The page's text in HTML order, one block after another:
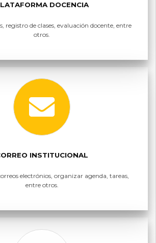
DOCENCIA
registro de clases, evaluación docente, entre
otros.
INSTITUCIONAL
electrónios, organizar agenda, tareas,
entre otros.